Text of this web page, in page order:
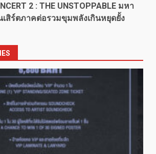
2 : THE UNSTOPPABLE มหา
สิร์ตภาคต่อรวมขุมพลังเกินหยุดยั้ง